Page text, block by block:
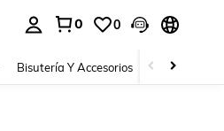
0 0
Bisutería Y Accesorios Zapatos